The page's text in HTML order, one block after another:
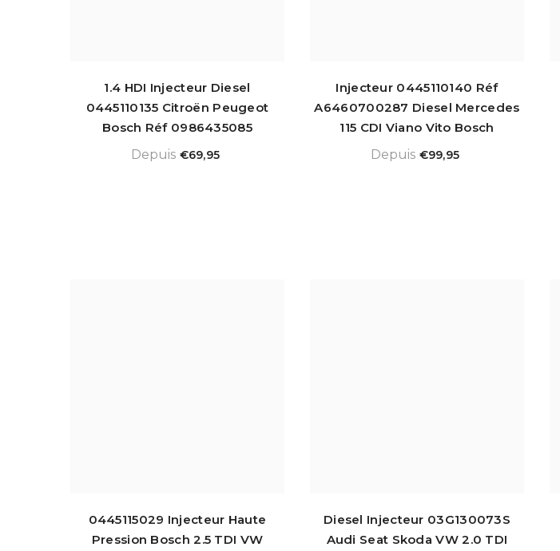
1.4 HDI Injecteur Diesel
0445110135 Citroën Peugeot
Bosch Réf 0986435085
Depuis €69,95
Injecteur 0445110140 Réf
A6460700287 Diesel Mercedes
115 CDI Viano Vito Bosch
Depuis €99,95
0445115029 Injecteur Haute
Pression Bosch 2.5 TDI VW
Diesel Injecteur 03G130073S
Audi Seat Skoda VW 2.0 TDI